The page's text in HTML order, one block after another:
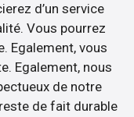
d’un service
Vous pourrez
Egalement, vous
Egalement, nous
de notre
de fait durable